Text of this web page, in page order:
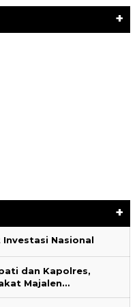
+
+
Nasional
dan Kapolres,
Majalen…